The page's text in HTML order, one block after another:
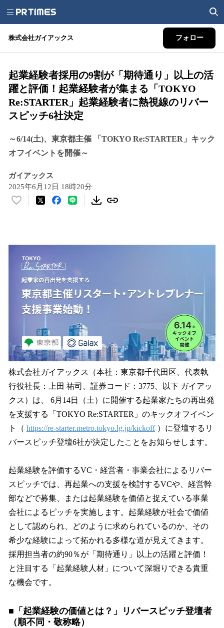
株式会社ガイアックス フォロー
起業経験者採用の9割が「期待通り」以上の活
躍と評価！起業経験者が集まる「TOKYO
Re:STARTER」起業経験者に熱視線のリバー
スピッチ6社決定
～6/14(土)、東京都主催 「TOKYO Re:STARTER」キック
オフイベントを開催～
ガイアックス
2025年6月12日 18時20分
い
数
を
読
み
込
み
中
株式会社ガイアックス（本社：東京都千代田区、代表執
行役社長：上田 祐司、証券コード：3775、以下 ガイアッ
クス）は、 6月14日（土）に開催する起業家たちの再出発
を支援する「TOKYO Re:STARTER」のキックオフイベン
ト（ https://re-starter.metro.tokyo.lg.jp/kickoff）に登壇するリ
バースピッチ登壇6社が決定したことをお知らせします。
起業経験を評価するVC・経営者・事業会社によるリバー
スピッチでは、再起業への支援を検討するVCや、経営幹
部などで募集、または起業経験を価値と捉えている事業
会社によるピッチを実施します。起業経験が社会で価値
として認められ、どのように求められているのか、その
希少な経験によって拓かれる多様な道が見えてきます。
採用担当者の約90％が「期待通り」以上の活躍と評価！
と注目する「起業経験人材」について深堀りできる貴重
な機会です。
■「起業経験の価値とは？」リバースピッチ登壇者
（順不同・敬称略）